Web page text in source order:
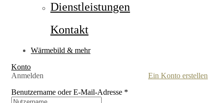
Dienstleistungen
Kontakt
Wärmebild & mehr
Konto
Anmelden
Ein Konto erstellen
Benutzername oder E-Mail-Adresse *